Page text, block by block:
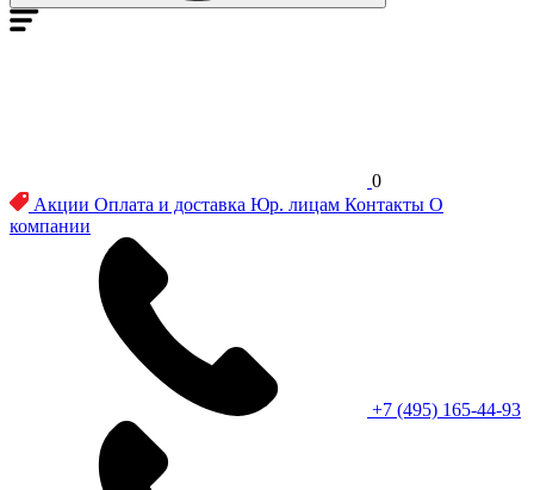
0
Акции Оплата и доставка Юр. лицам Контакты О
компании
+7 (495) 165-44-93